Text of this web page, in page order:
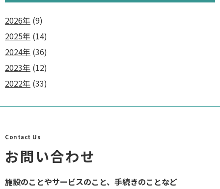
2026年 (9)
2025年 (14)
2024年 (36)
2023年 (12)
2022年 (33)
Contact Us
お問い合わせ
施設のことやサービスのこと、手続きのことなど